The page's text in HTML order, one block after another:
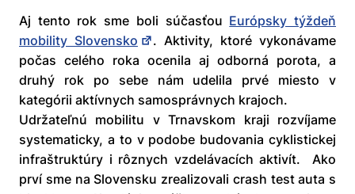
Aj tento rok sme boli súčasťou Európsky týždeň
mobility Slovensko
. Aktivity, ktoré vykonávame
počas celého roka ocenila aj odborná porota, a
druhý rok po sebe nám udelila prvé miesto v
kategórii aktívnych samosprávnych krajoch.
Udržateľnú mobilitu v Trnavskom kraji rozvíjame
systematicky, a to v podobe budovania cyklistickej
infraštruktúry i rôznych vzdelávacích aktivít. Ako
prví sme na Slovensku zrealizovali crash test auta s